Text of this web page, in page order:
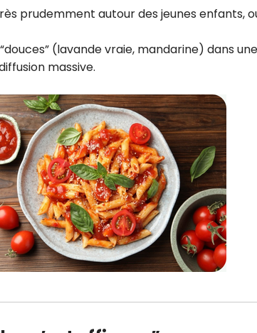
prudemment autour des jeunes enfants,
(lavande vraie, mandarine) dans une
massive.